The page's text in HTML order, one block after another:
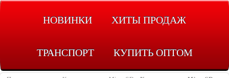
НОВИНКИ ХИТЫ ПРОДАЖ
ТРАНСПОРТ КУПИТЬ ОПТОМ